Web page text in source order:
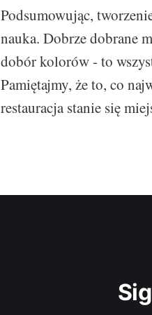
Podsumowując,
nauka. Dobrze dobrane
dobór kolorów - to
Pamiętajmy, że to, co
restauracja stanie się